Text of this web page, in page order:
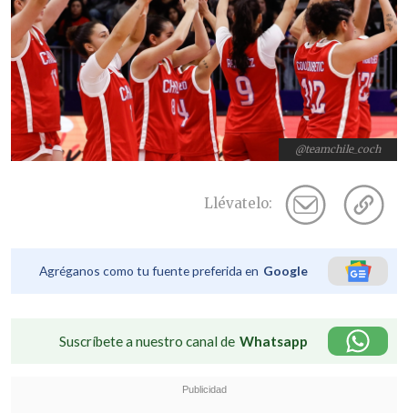
@teamchile_coch
Llévatelo:
Agréganos como tu fuente preferida en Google
Suscríbete a nuestro canal de Whatsapp